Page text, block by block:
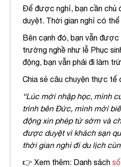
Để được nghỉ, bạn cần chủ
duyệt. Thời gian nghỉ có
Bên cạnh đó, bạn vẫn
trường nghề như lễ Phục
động, bạn vẫn phải đi làm
Chia sẻ câu chuyện thực tế
“Lúc mới nhập học, mình
trình bên Đức, mình mới
động xin phép từ sớm và
được duyệt vì khách sạn
thời gian nghỉ đi du lịch
👉 Xem thêm: Danh sách